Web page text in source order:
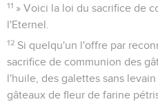
11 » Voici la loi du sacrifice de
l'Eternel.
12 Si quelqu'un l'offre par
sacrifice de communion des
l'huile, des galettes sans
gâteaux de fleur de farine